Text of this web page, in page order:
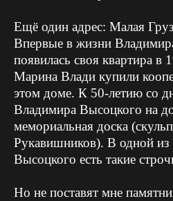
Ещё один адрес: Малая
Впервые в жизни
появилась своя квартира
Марина Влади купили
этом доме. К 50-летию со
Владимира Высоцкого на
мемориальная доска
Рукавишников). В одной из
Высоцкого есть такие
Но не поставят мне